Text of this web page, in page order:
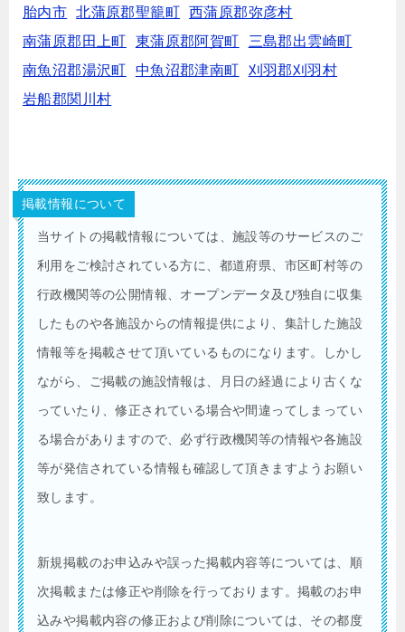
胎内市
北蒲原郡聖籠町 西蒲原郡弥彦村
南蒲原郡田上町
東蒲原郡阿賀町
三島郡出雲崎町
南魚沼郡湯沢町
中魚沼郡津南町
刈羽郡刈羽村
岩船郡関川村
掲載情報について
当サイトの掲載情報については、施設等のサービスのご
利用をご検討されている方に、都道府県、市区町村等の
行政機関等の公開情報、オープンデータ及び独自に収集
したものや各施設からの情報提供により、集計した施設
情報等を掲載させて頂いているものになります。しかし
ながら、ご掲載の施設情報は、月日の経過により古くな
っていたり、修正されている場合や間違ってしまってい
る場合がありますので、必ず行政機関等の情報や各施設
等が発信されている情報も確認して頂きますようお願い
致します。
新規掲載のお申込みや誤った掲載内容等については、順
次掲載または修正や削除を行っております。掲載のお申
込みや掲載内容の修正および削除については、その都度